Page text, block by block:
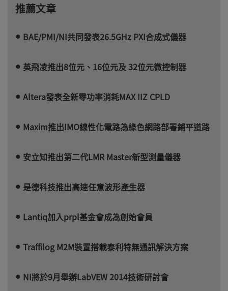
推薦文章
BAE/PMI/NI共同發表26.5GHz PXI合成式儀器
英飛凌推出8位元、16位元及 32位元微控制器
Altera發表全新零功率消耗MAX IIZ CPLD
Maxim推出IMO線性化電路為綠色網路部署鋪平道路
安立知推出第二代LMR Master新型測量儀器
是德科技推出高速任意波形產生器
Lantiq加入prpl基金會成為創始會員
Traffilog M2M裝置搭載泰利特無通訊解決方案
NI將於9月舉辦LabVEW 2014技術研討會